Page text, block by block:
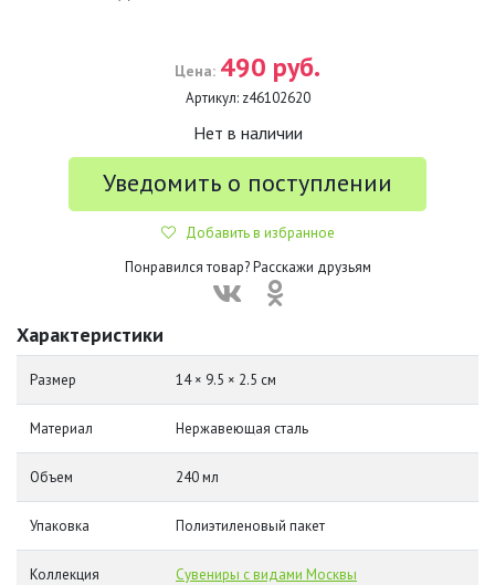
Цена: 490 руб.
Артикул: z46102620
Нет в наличии
Уведомить о поступлении
Добавить в избранное
Понравился товар? Расскажи друзьям
Характеристики
Размер 14 × 9.5 × 2.5 см
Материал Нержавеющая сталь
Объем 240 мл
Упаковка Полиэтиленовый пакет
Коллекция Сувениры с видами Москвы